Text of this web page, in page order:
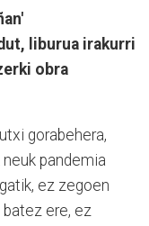
liburua irakurri
obra
gorabehera,
neuk pandemia
ez zegoen
ere, ez